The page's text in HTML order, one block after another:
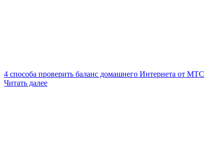
4 способа проверить баланс домашнего Интернета от МТС
Читать далее